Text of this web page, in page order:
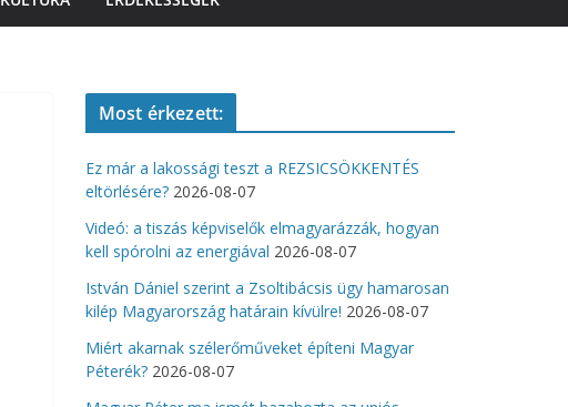
Most érkezett:
Ez már a lakossági teszt a REZSICSÖKKENTÉS
eltörlésére? 2026-08-07
Videó: a tiszás képviselők elmagyarázzák, hogyan
kell spórolni az energiával 2026-08-07
István Dániel szerint a Zsoltibácsis ügy hamarosan
kilép Magyarország határain kívülre! 2026-08-07
Miért akarnak szélerőműveket építeni Magyar
Péterék? 2026-08-07